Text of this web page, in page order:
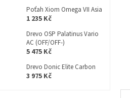
Poťah Xiom Omega VII Asia
1 235 Kč
Drevo OSP Palatinus Vario
AC (OFF/OFF-)
5 475 Kč
Drevo Donic Elite Carbon
3 975 Kč